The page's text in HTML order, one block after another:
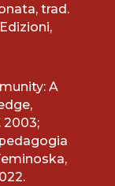
trad.
A
2003;